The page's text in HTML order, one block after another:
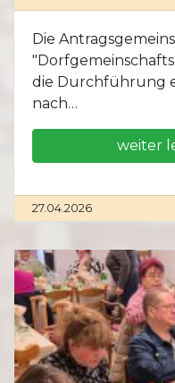
Die
die Durchführung
nach…
weiter
27.04.2026